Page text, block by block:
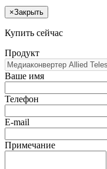
×Закрыть
Купить сейчас
Продукт
Ваше имя
Телефон
E-mail
Примечание